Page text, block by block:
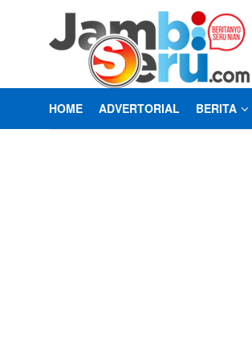
HOME ADVERTORIAL BERITA